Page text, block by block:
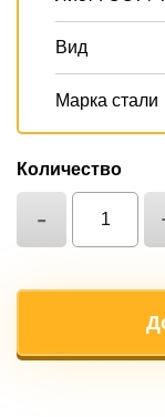
Вид
Марка стали
Количество
-